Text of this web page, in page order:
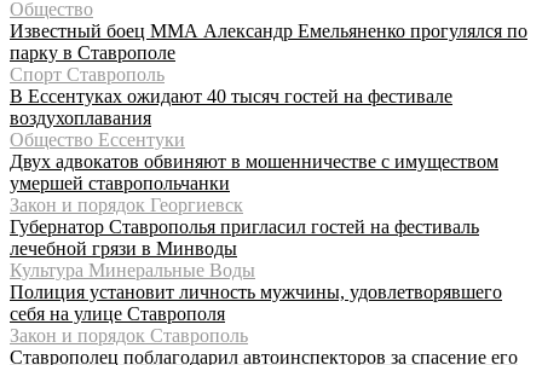
Общество
Известный боец ММА Александр Емельяненко прогулялся по
парку в Ставрополе
Спорт Ставрополь
В Ессентуках ожидают 40 тысяч гостей на фестивале
воздухоплавания
Общество Ессентуки
Двух адвокатов обвиняют в мошенничестве с имуществом
умершей ставропольчанки
Закон и порядок Георгиевск
Губернатор Ставрополья пригласил гостей на фестиваль
лечебной грязи в Минводы
Культура Минеральные Воды
Полиция установит личность мужчины, удовлетворявшего
себя на улице Ставрополя
Закон и порядок Ставрополь
Ставрополец поблагодарил автоинспекторов за спасение его